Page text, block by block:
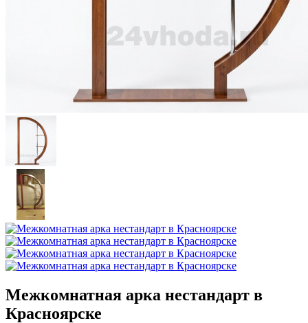
Межкомнатная арка нестандарт в
Красноярске